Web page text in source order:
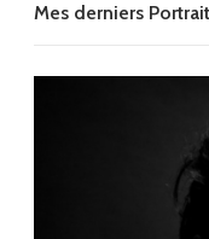
Mes derniers